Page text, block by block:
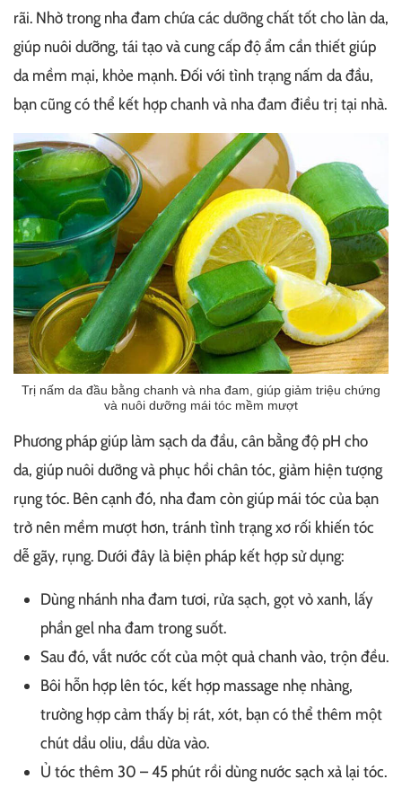
rãi. Nhờ trong nha đam chứa các dưỡng chất tốt cho làn da,
giúp nuôi dưỡng, tái tạo và cung cấp độ ẩm cần thiết giúp
da mềm mại, khỏe mạnh. Đối với tình trạng nấm da đầu,
bạn cũng có thể kết hợp chanh và nha đam điều trị tại nhà.
Trị nấm da đầu bằng chanh và nha đam, giúp giảm triệu chứng
và nuôi dưỡng mái tóc mềm mượt
Phương pháp giúp làm sạch da đầu, cân bằng độ pH cho
da, giúp nuôi dưỡng và phục hồi chân tóc, giảm hiện tượng
rụng tóc. Bên cạnh đó, nha đam còn giúp mái tóc của bạn
trở nên mềm mượt hơn, tránh tình trạng xơ rối khiến tóc
dễ gãy, rụng. Dưới đây là biện pháp kết hợp sử dụng:
Dùng nhánh nha đam tươi, rửa sạch, gọt vỏ xanh, lấy
phần gel nha đam trong suốt.
Sau đó, vắt nước cốt của một quả chanh vào, trộn đều.
Bôi hỗn hợp lên tóc, kết hợp massage nhẹ nhàng,
trường hợp cảm thấy bị rát, xót, bạn có thể thêm một
chút dầu oliu, dầu dừa vào.
Ủ tóc thêm 30 – 45 phút rồi dùng nước sạch xả lại tóc.